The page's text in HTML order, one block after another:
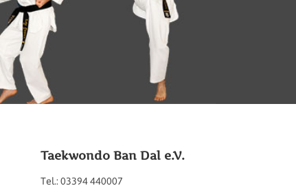
Taekwondo Ban Dal e.V.
Tel.: 03394 440007